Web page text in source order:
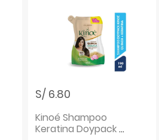
S/ 6.80
Kinoé Shampoo
Keratina Doypack -